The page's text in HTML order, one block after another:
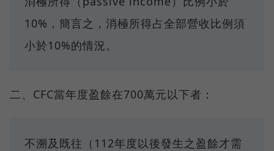
10%，簡言之，消極所得占全部營收比例須
小於10%的情況。
二、CFC當年度盈餘在700萬元以下者：
不溯及既往（112年度以後發生之盈餘才需